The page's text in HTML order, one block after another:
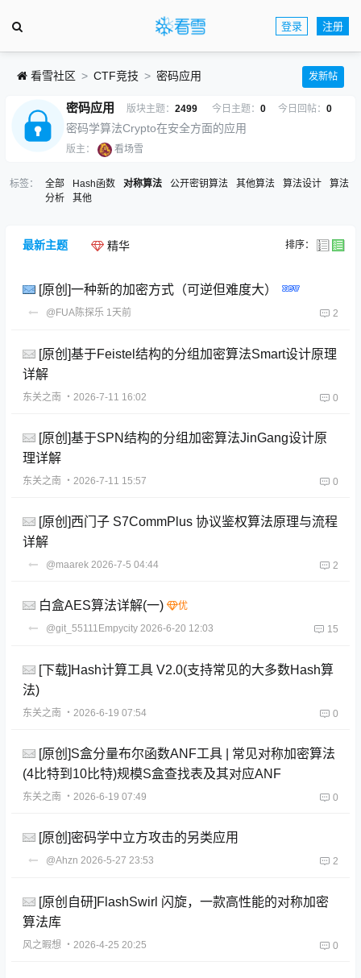
登录 注册
看雪社区 CTF竞技 密码应用 发新帖
密码应用 版块主题： 2499 今日主题： 0 今日回帖： 0
密码学算法Crypto在安全方面的应用
版主： 看场雪
标签： 全部 Hash函数 对称算法 公开密钥算法 其他算法 算法设计
算法
分析
其他
最新主题 精华 排序：
[原创]一种新的加密方式（可逆但难度大）
@FUA陈探乐 1天前 2
[原创]基于Feistel结构的分组加密算法Smart设计原理
详解
东关之南 ・2026-7-11 16:02 0
[原创]基于SPN结构的分组加密算法JinGang设计原
理详解
东关之南 ・2026-7-11 15:57 0
[原创]西门子 S7CommPlus 协议鉴权算法原理与流程
详解
@maarek 2026-7-5 04:44 2
白盒AES算法详解(一)
@git_55111Empycity 2026-6-20 12:03 15
[下载]Hash计算工具 V2.0(支持常见的大多数Hash算
法)
东关之南 ・2026-6-19 07:54 0
[原创]S盒分量布尔函数ANF工具 | 常见对称加密算法
(4比特到10比特)规模S盒查找表及其对应ANF
东关之南 ・2026-6-19 07:49 0
[原创]密码学中立方攻击的另类应用
@Ahzn 2026-5-27 23:53 2
[原创自研]FlashSwirl 闪旋，一款高性能的对称加密
算法库
风之暇想 ・2026-4-25 20:25 0